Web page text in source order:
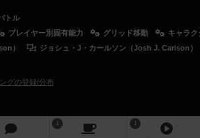
トル
プレイヤー別固有能力 グリッド移動 キャラク
） ジョシュ・J・カールソン（Josh J. Carlson）
グの登録/分布
1 1